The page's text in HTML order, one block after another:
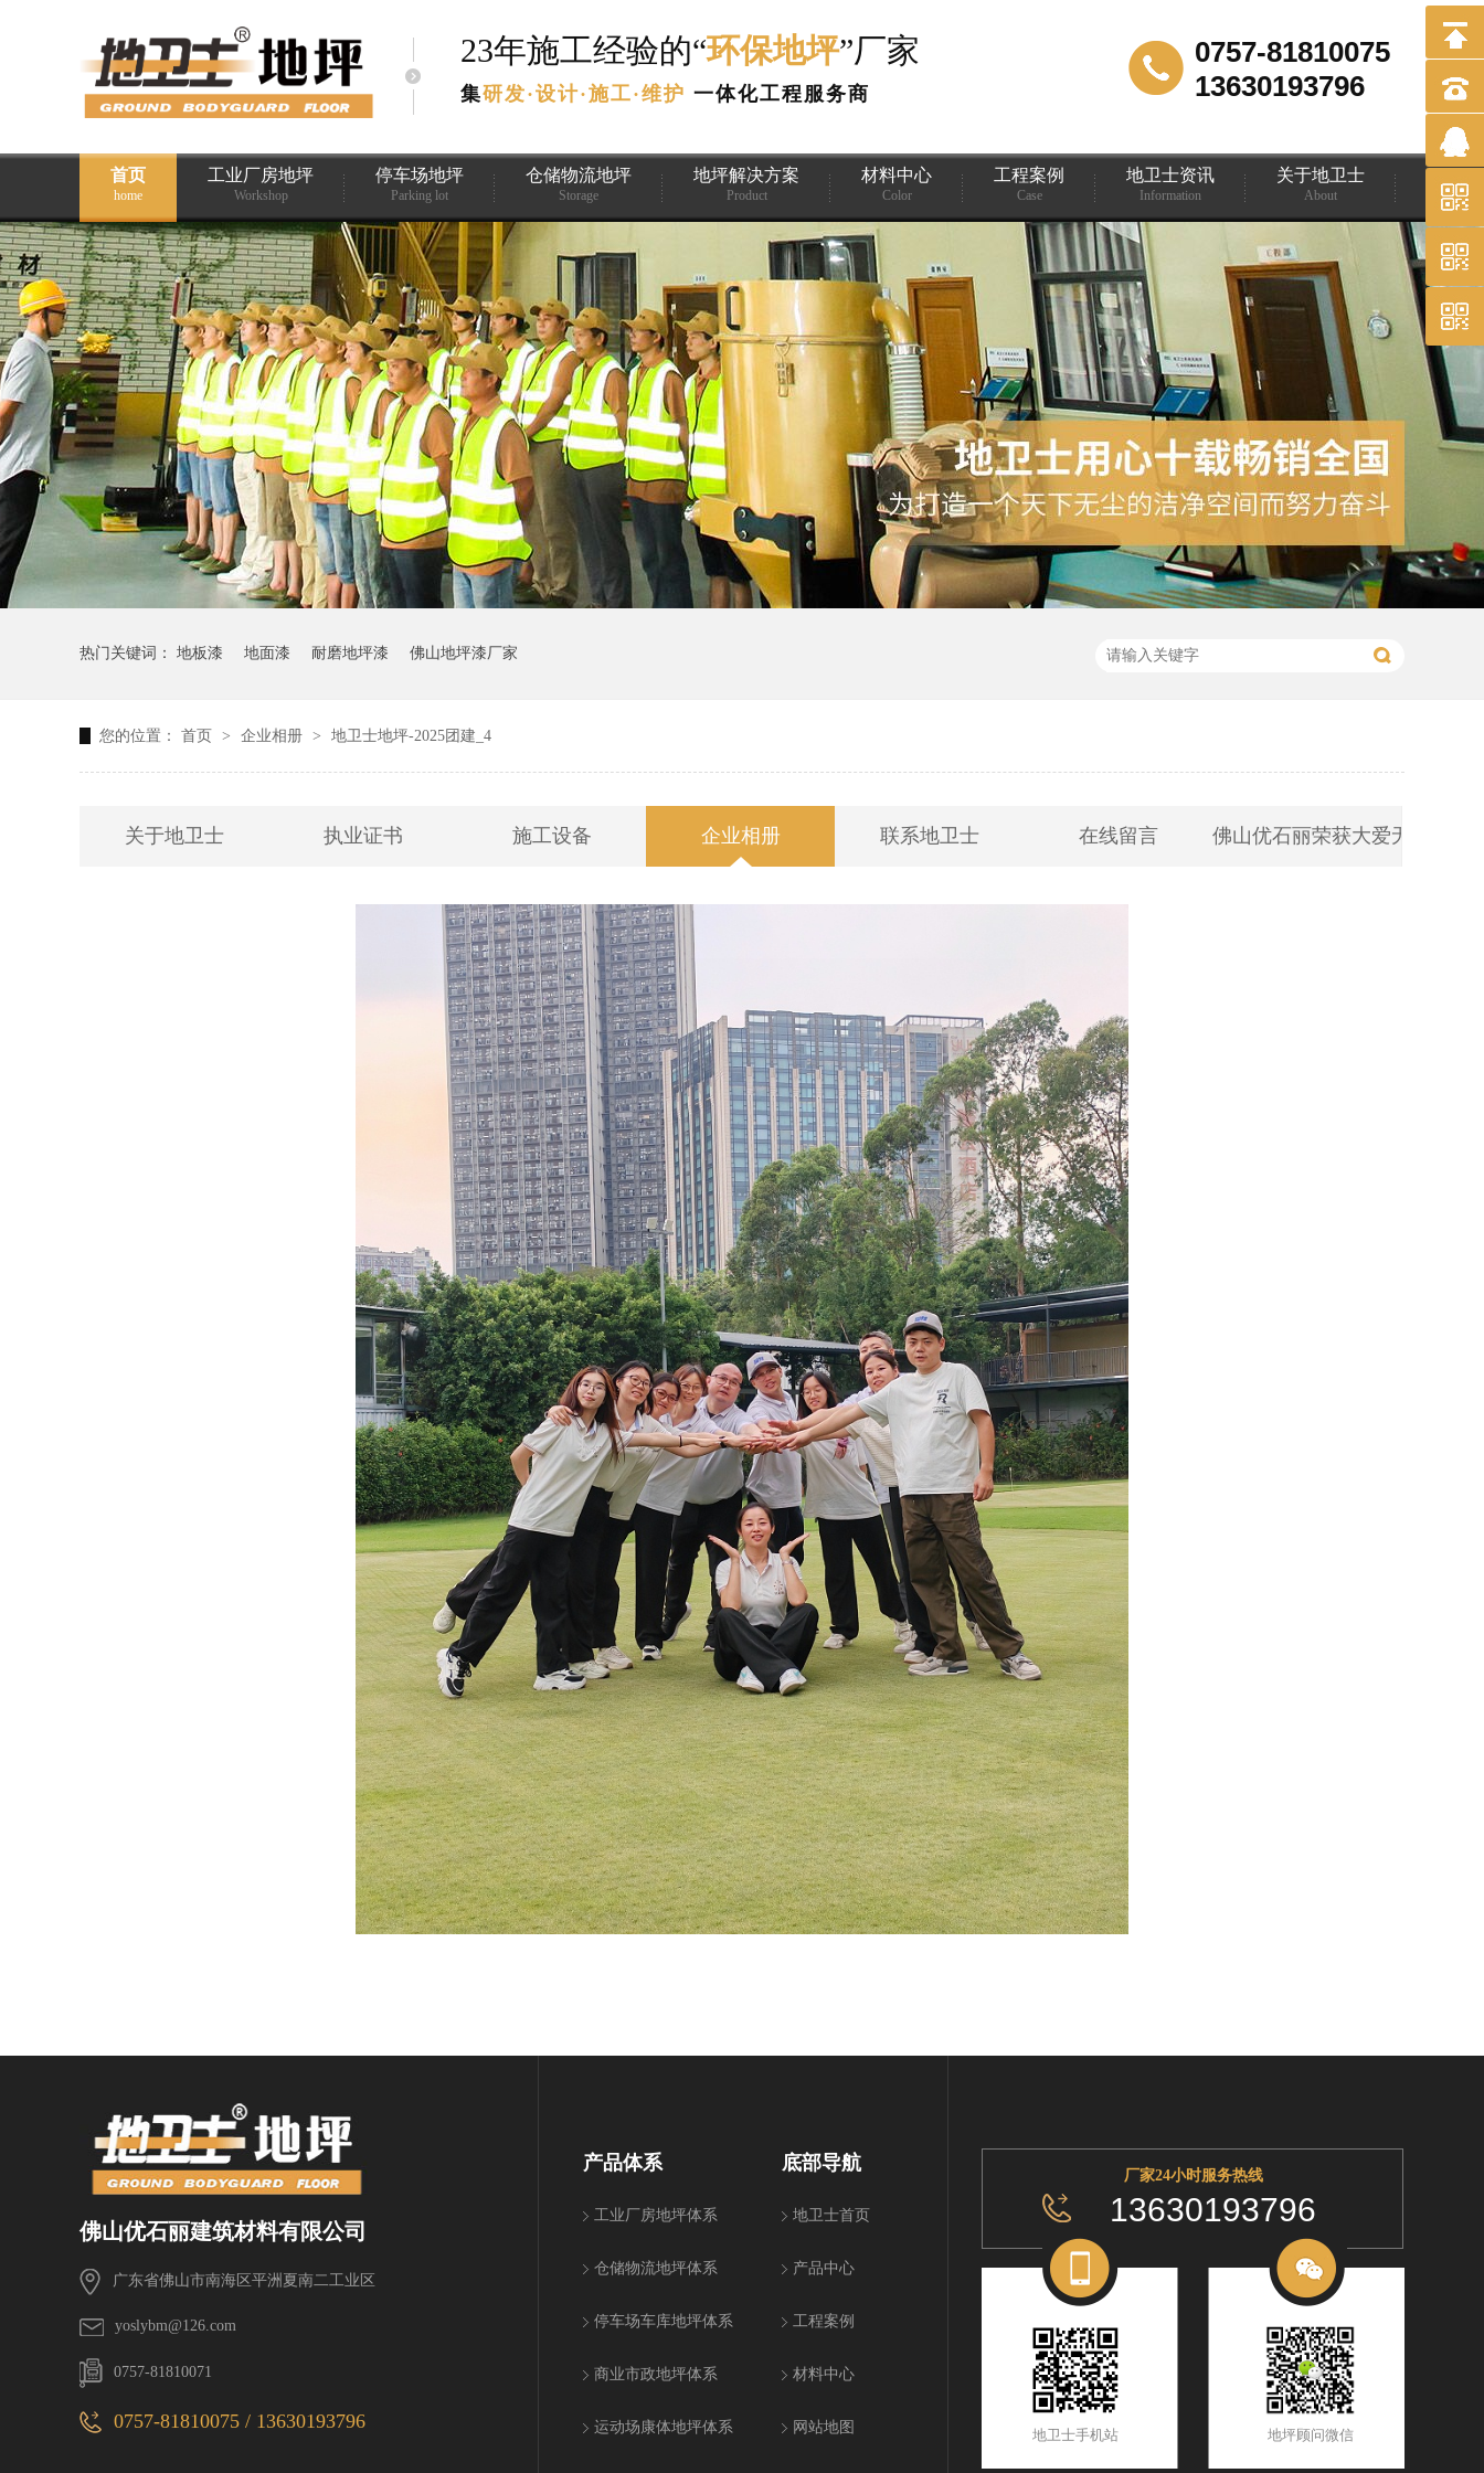
23年施工经验的“环保地坪”厂家
集研发·设计·施工·维护 一体化工程服务商
0757-81810075
13630193796
首页
home
工业厂房地坪
Workshop
停车场地坪
Parking lot
仓储物流地坪
Storage
地坪解决方案
Product
材料中心
Color
工程案例
Case
地卫士资讯
Information
关于地卫士
About
热门关键词： 地板漆 地面漆 耐磨地坪漆 佛山地坪漆厂家
您的位置： 首页 > 企业相册 > 地卫士地坪-2025团建_4
关于地卫士 执业证书 施工设备 企业相册 联系地卫士 在线留言 佛山优石丽荣获大爱无疆 助学
佛山优石丽建筑材料有限公司
广东省佛山市南海区平洲夏南二工业区
yoslybm@126.com
0757-81810071
0757-81810075 / 13630193796
产品体系
工业厂房地坪体系
仓储物流地坪体系
停车场车库地坪体系
商业市政地坪体系
运动场康体地坪体系
底部导航
地卫士首页
产品中心
工程案例
材料中心
网站地图
厂家24小时服务热线
13630193796
地卫士手机站 地坪顾问微信